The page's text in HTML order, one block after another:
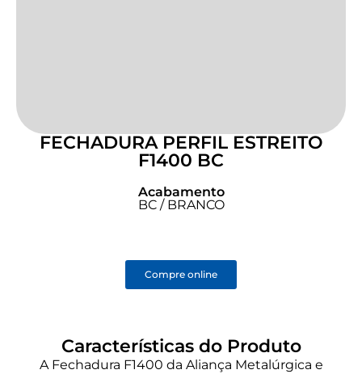
FECHADURA PERFIL ESTREITO
F1400 BC
Acabamento
BC / BRANCO
Compre online
Características do Produto
A Fechadura F1400 da Aliança Metalúrgica e